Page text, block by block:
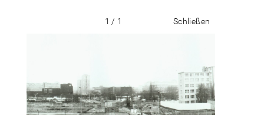
1 / 1 Schließen